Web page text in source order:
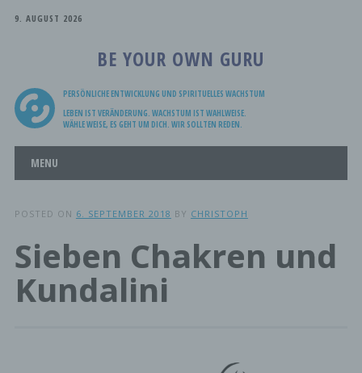
9. AUGUST 2026
BE YOUR OWN GURU
PERSÖNLICHE ENTWICKLUNG UND SPIRITUELLES WACHSTUM
LEBEN IST VERÄNDERUNG. WACHSTUM IST WAHLWEISE.
WÄHLE WEISE, ES GEHT UM DICH. WIR SOLLTEN REDEN.
Main menu
MENU
POSTED ON 6. SEPTEMBER 2018 BY CHRISTOPH
Sieben Chakren und
Kundalini